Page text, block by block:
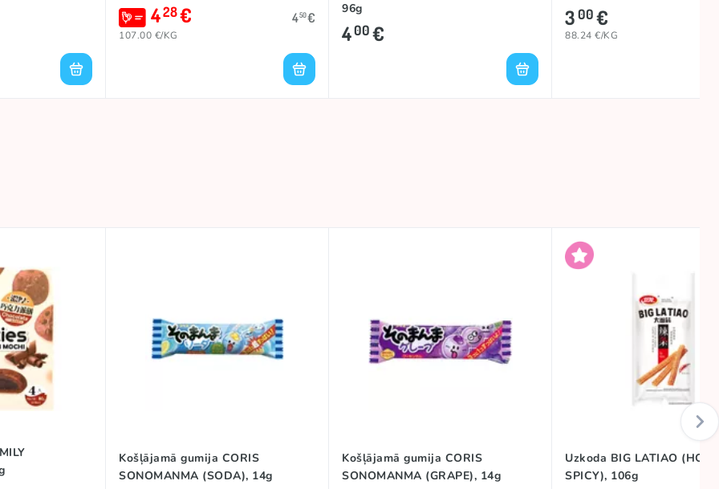
428€ 450€
107.00 €/KG
96g
400€
300€
88.24 €/KG
Košļājamā gumija CORIS
SONOMANMA (SODA), 14g
Košļājamā gumija CORIS
SONOMANMA (GRAPE), 14g
Uzkoda BIG LATIAO (HOT
SPICY), 106g